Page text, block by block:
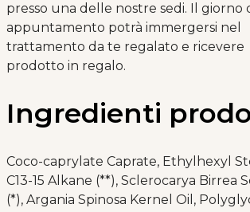
presso una delle nostre sedi. Il giorno
appuntamento potrà immergersi nel
trattamento da te regalato e ricevere
prodotto in regalo.
Ingredienti
Coco-caprylate Caprate, Ethylhexyl
C13-15 Alkane (**), Sclerocarya Birrea
(*), Argania Spinosa Kernel Oil,